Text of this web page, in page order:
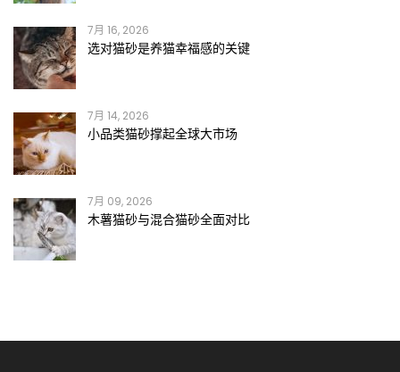
7月 16, 2026
选对猫砂是养猫幸福感的关键
7月 14, 2026
小品类猫砂撑起全球大市场
7月 09, 2026
木薯猫砂与混合猫砂全面对比